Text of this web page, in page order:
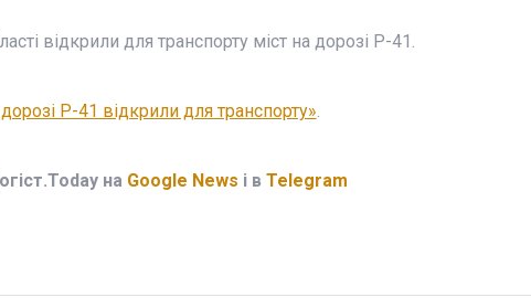
відкрили для транспорту міст на дорозі Р-41.
Р-41 відкрили для транспорту».
на Google News і в Telegram